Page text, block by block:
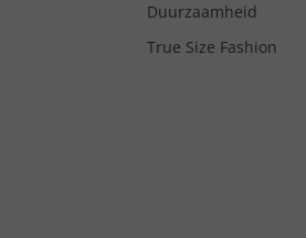
Duurzaamheid
True Size Fashion